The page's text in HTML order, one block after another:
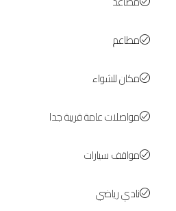
مطاعم
مكان للشواء
مواصلات عامة قريبة جدا
مواقف سيارات
نادي رياضي